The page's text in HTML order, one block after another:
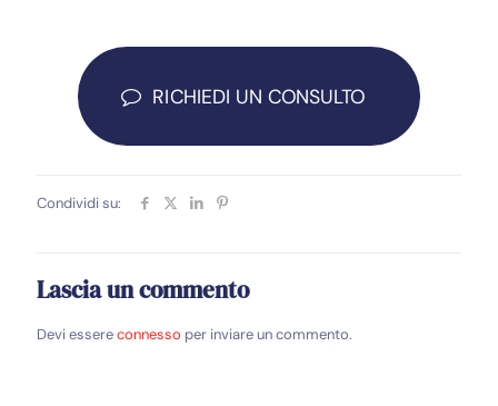
RICHIEDI UN CONSULTO
Condividi su:
Lascia un commento
Devi essereconnesso per inviare un commento.